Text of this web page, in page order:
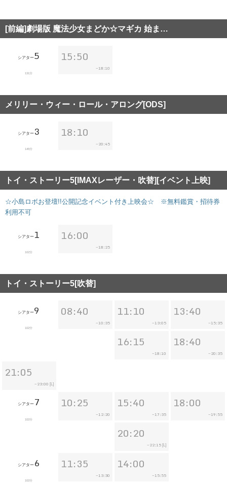
[前編]劇場版 魔法少女まどか☆マギカ 始ま…
シアター5
131分
15:50
~18:10
メリリー・ウィー・ロール・アロング[ODS]
シアター 3
145分
18:10
~ 20:45
トイ・ストーリー5[IMAXレーザー・吹替][イベント上映]
☆小島ロボお登壇!!公開記念イベント付き上映会☆ ※無料鑑賞・招待券
利用不可
シアター 1
102分
16:00
~18:25
トイ・ストーリー5[吹替]
シアター9
102分
08:40
~10:35
11:10
~13:05
13:40
~15:35
16:15
~18:10
18:40
~ 20:35
21:05
~ 23:00 [L]
シアター 7
102分
10:25
~12:20
15:40
~17:35
18:00
~19:55
20:20
~ 22:15 [L]
シアター 6
102分
11:35
~13:30
14:00
~15:55